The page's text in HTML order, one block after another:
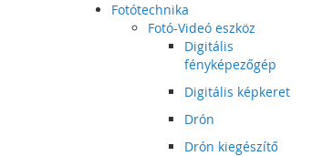
Fotótechnika
Fotó-Videó eszköz
Digitális
fényképezőgép
Digitális képkeret
Drón
Drón kiegészítő